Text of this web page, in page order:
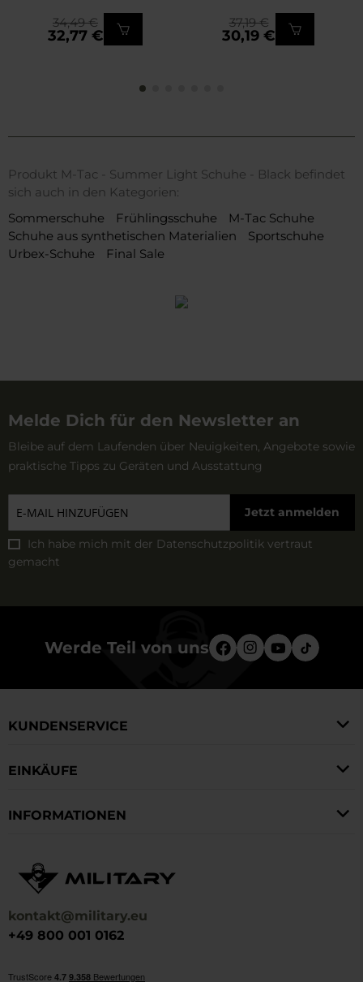
32,77 €
34,49 €
30,19 €
37,19 €
Produkt M-Tac - Summer Light Schuhe - Black befindet
sich auch in den Kategorien:
Sommerschuhe
Frühlingsschuhe
M-Tac Schuhe
Schuhe aus synthetischen Materialien
Sportschuhe
Urbex-Schuhe
Final Sale
Melde Dich für den Newsletter an
Bleibe auf dem Laufenden über Neuigkeiten, Angebote sowie
praktische Tipps zu Geräten und Ausstattung
Jetzt anmelden
Ich habe mich mit der Datenschutzpolitik vertraut
gemacht
Werde Teil von uns
kontakt@military.eu
+49 800 001 0162
KUNDENSERVICE
EINKÄUFE
INFORMATIONEN